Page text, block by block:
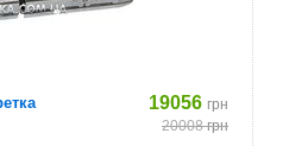
19056 грн
20008грн